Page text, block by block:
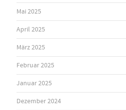
Mai 2025
April 2025
März 2025
Februar 2025
Januar 2025
Dezember 2024